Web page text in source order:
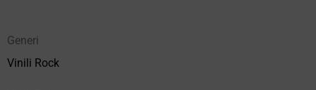
Generi
Vinili Rock